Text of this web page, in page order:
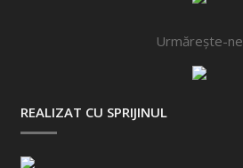
Urmărește-ne
REALIZAT CU SPRIJINUL